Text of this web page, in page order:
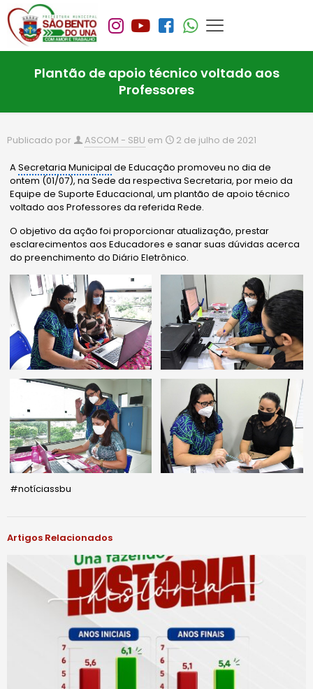
Plantão de apoio técnico voltado aos
Professores
Publicado por ASCOM - SBU em 2 de julho de 2021
ASecretaria Municipal de Educação promoveu no dia de
ontem (01/07), na Sede da respectiva Secretaria, por meio da
Equipe de Suporte Educacional, um plantão de apoio técnico
voltado aos Professores da referida Rede.
O objetivo da ação foi proporcionar atualização, prestar
esclarecimentos aos Educadores e sanar suas dúvidas acerca
do preenchimento do Diário Eletrônico.
#notíciassbu
Artigos Relacionados